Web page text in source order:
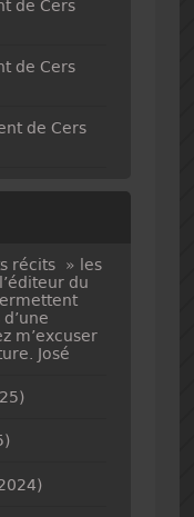
de Cers
de Cers
de Cers
récits » les
du
m’excuser
José